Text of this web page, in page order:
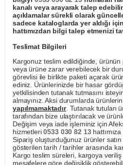
kanalı veya arayarak talep
açıklamalar sürekli olarak
sadece kataloglarda yer aldığı
hattımızdan bilgi talep etmenizi
Teslimat Bilgileri
Kargonuz teslim edildiğinde,
veya ürüne zarar verebilecek bir
görevlisi ile birlikte paketi açarak
ediniz. Ürünlerinizde bir hasar
yetkilisinden tutanak tutmasını
almayınız. Aksi durumlarda ürünlerin
yapılmamaktadır. Tutanak tutulan
tarafından bize ulaştırılacak ve
Değişim veya iade işleminiz için
hizmetleri0533 030 82 13
Sipariş oluşturduğunuz ürünler
gösterilen tarih / tarihler arasında
Kargo teslim süreleri, kargoya
mesafelere göre değişiklik